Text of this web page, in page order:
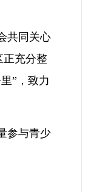
共同关心
正充分整
”，致力
参与青少